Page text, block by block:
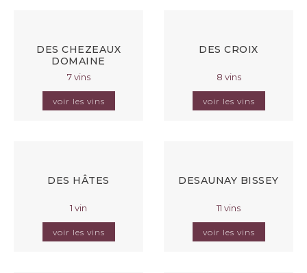
DES CHEZEAUX
DOMAINE
7 vins
voir les vins
DES CROIX
8 vins
voir les vins
DES HÂTES
1 vin
voir les vins
DESAUNAY BISSEY
11 vins
voir les vins